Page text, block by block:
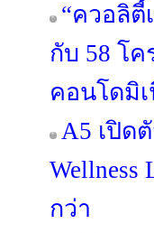
“ควอลิตี้
กับ 58 โ
คอนโดมิ
A5 เปิด
กว่า